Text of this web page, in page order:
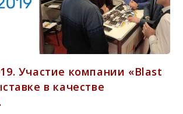
Участие компании «Blast
в качестве